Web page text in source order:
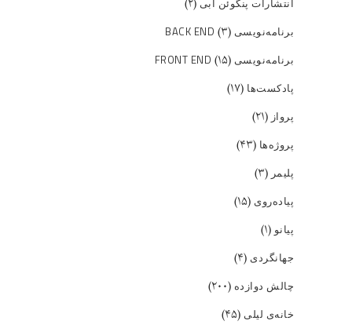
(۲)
برنامه‌نویسی BACK END (۳)
برنامه‌نویسی FRONT END (۱۵)
پادکست‌ها (۱۷)
پرواز (۲۱)
پروژه‌ها (۴۳)
پلیمر (۳)
پیاده‌روی (۱۵)
پیانو(۱)
جهانگردی (۴)
چالش دوازده (۲۰۰)
خانه‌ی لیلی (۴۵)